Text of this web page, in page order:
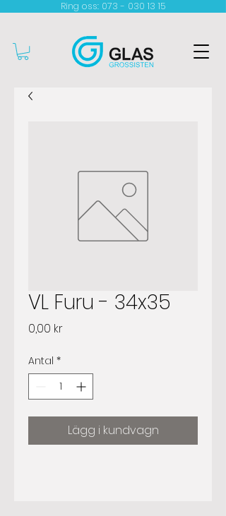
Ring oss: 073 - 030 13 15​
VL Furu - 34x35
0,00 krPris
Antal *
Lägg i kundvagn